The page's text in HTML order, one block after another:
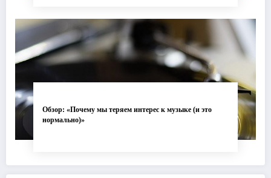
Обзор: «Почему мы теряем интерес к музыке (и это
нормально)»